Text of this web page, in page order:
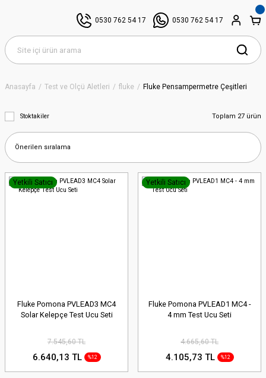
0530 762 54 17 0530 762 54 17
Anasayfa Test ve Ölçü Aletleri fluke Fluke Pensampermetre Çeşitleri
Stoktakiler Toplam 27 ürün
Yetkili Satıcı
Fluke Pomona PVLEAD3 MC4
Solar Kelepçe Test Ucu Seti
7.545,60 TL
6.640,13 TL %12
Yetkili Satıcı
Fluke Pomona PVLEAD1 MC4 -
4 mm Test Ucu Seti
4.665,60 TL
4.105,73 TL %12